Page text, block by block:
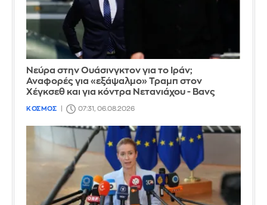
Νεύρα στην Ουάσινγκτον για το Ιράν;
Αναφορές για «εξάψαλμο» Τραμπ στον
Χέγκσεθ και για κόντρα Νετανιάχου - Βανς
ΚΟΣΜΟΣ 07:31, 06.08.2026